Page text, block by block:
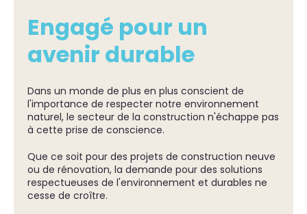
Engagé pour un
avenir durable
Dans un monde de plus en plus conscient de
l'importance de respecter notre environnement
naturel, le secteur de la construction n'échappe pas
à cette prise de conscience.
Que ce soit pour des projets de construction neuve
ou de rénovation, la demande pour des solutions
respectueuses de l'environnement et durables ne
cesse de croître.